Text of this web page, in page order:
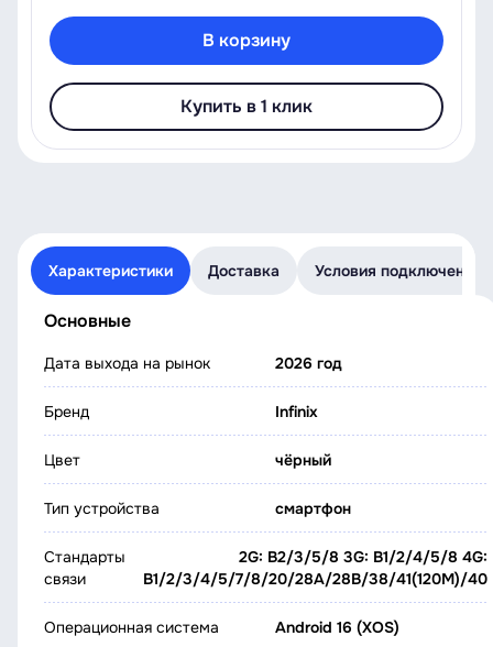
В корзину
Купить в 1 клик
Характеристики Доставка Условия подключения
Основные
Дата выхода на рынок 2026 год
Бренд Infinix
Цвет чёрный
Тип устройства смартфон
Стандарты
связи
2G: B2/3/5/8 3G: B1/2/4/5/8 4G:
B1/2/3/4/5/7/8/20/28A/28B/38/41(120M)/40
Операционная система Android 16 (XOS)